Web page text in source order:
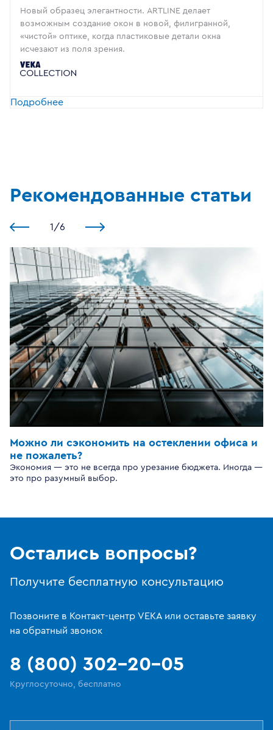
Новый образец элегантности. ARTLINE делает
возможным создание окон в новой, филигранной,
«чистой» оптике, когда пластиковые детали окна
исчезают из поля зрения.
Подробнее
Рекомендованные статьи
1 /6
Можно ли сэкономить на остеклении офиса и
не пожалеть?
Экономия — это не всегда про урезание бюджета. Иногда —
это про разумный выбор.
Остались вопросы?
Получите бесплатную консультацию
Позвоните в Контакт-центр VEKA или оставьте заявку
на обратный звонок
8 (800) 302-20-05
Круглосуточно, бесплатно